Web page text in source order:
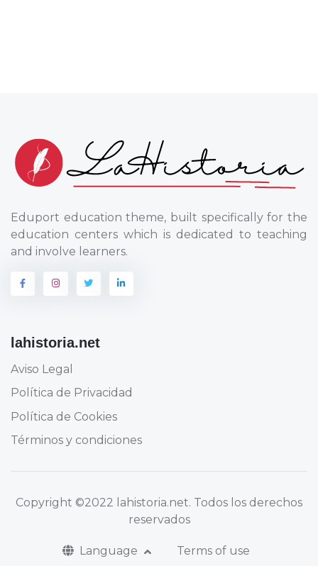
Eduport education theme, built specifically for the
education centers which is dedicated to teaching
and involve learners.
lahistoria.net
Aviso Legal
Política de Privacidad
Política de Cookies
Términos y condiciones
Copyright ©2022 lahistoria.net. Todos los derechos
reservados
Language Terms of use